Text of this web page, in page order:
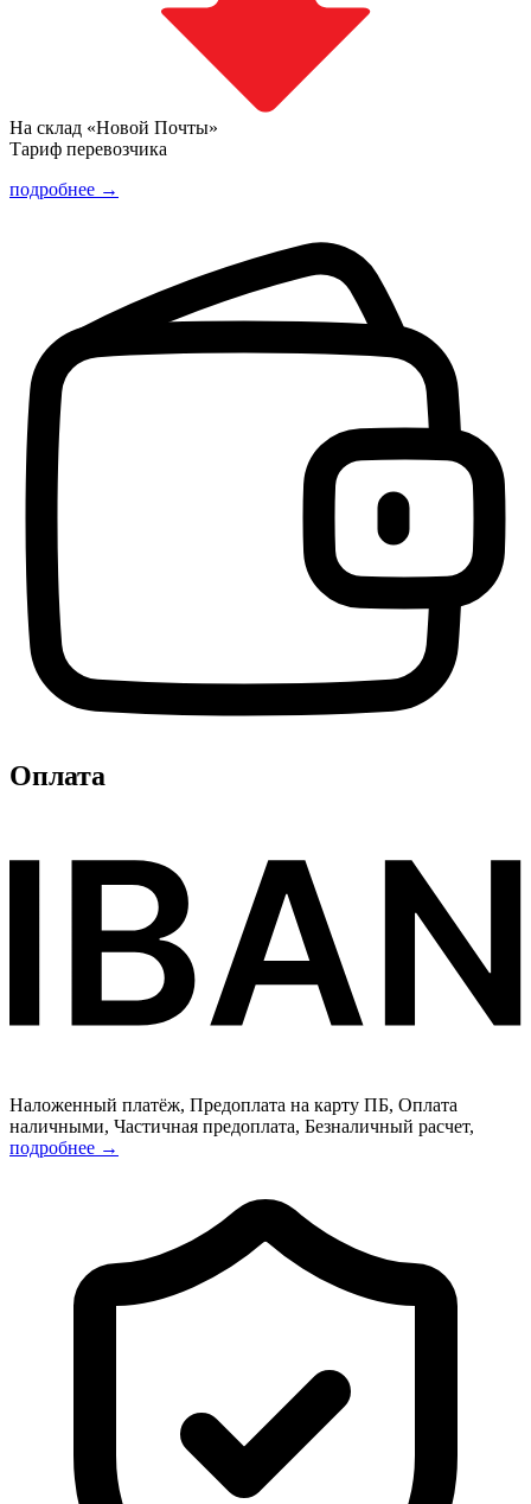
На склад «Новой Почты»
Тариф перевозчика
подробнее →
Оплата
Наложенный платёж, Предоплата на карту ПБ, Оплата
наличными, Частичная предоплата, Безналичный расчет,
подробнее →